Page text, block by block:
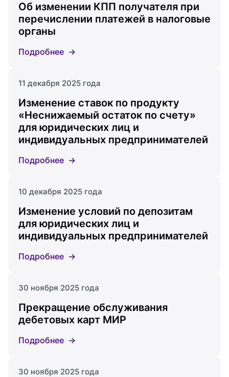
Об изменении КПП получателя при
перечислении платежей в налоговые
органы
Подробнее
11 декабря 2025 года
Изменение ставок по продукту
«Неснижаемый остаток по счету»
для юридических лиц и
индивидуальных предпринимателей
Подробнее
10 декабря 2025 года
Изменение условий по депозитам
для юридических лиц и
индивидуальных предпринимателей
Подробнее
30 ноября 2025 года
Прекращение обслуживания
дебетовых карт МИР
Подробнее
30 ноября 2025 года